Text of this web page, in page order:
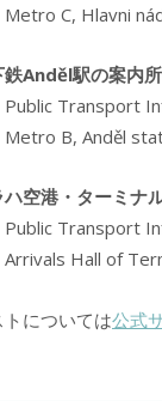
Metro C, Hlavni
鉄Anděl駅の案内所
Public Transport
Metro B, Anděl
ハ空港・ターミナ
Public Transport
Arrivals Hall of
については公式